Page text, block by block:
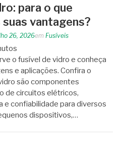
para o que
vantagens?
26, 2026em Fusíveis
o fusível de vidro e conheça
e aplicações. Confira o
são componentes
de circuitos elétricos,
e confiabilidade para diversos
dispositivos,…